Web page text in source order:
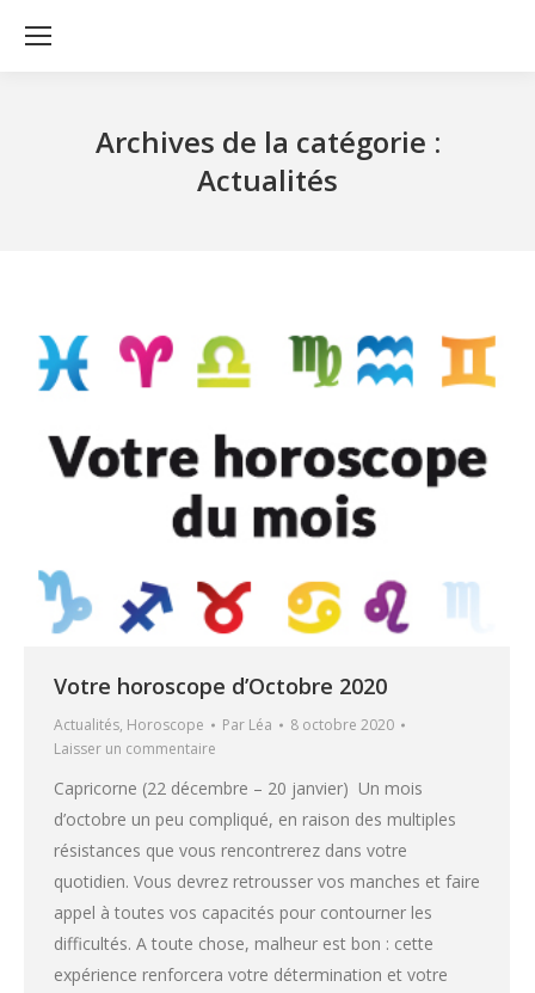
Archives de la catégorie :
Actualités
Votre horoscope d’Octobre 2020
Actualités, Horoscope Par Léa
8 octobre 2020
Laisser un commentaire
Capricorne (22 décembre – 20 janvier) Un mois
d’octobre un peu compliqué, en raison des multiples
résistances que vous rencontrerez dans votre
quotidien. Vous devrez retrousser vos manches et faire
appel à toutes vos capacités pour contourner les
difficultés. A toute chose, malheur est bon : cette
expérience renforcera votre détermination et votre